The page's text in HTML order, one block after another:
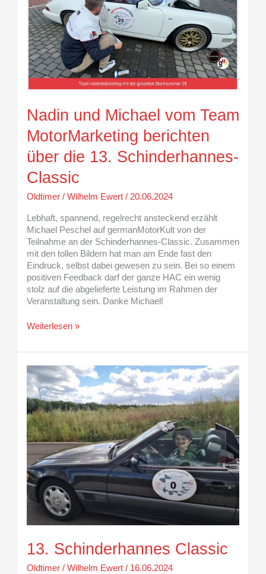
Nadin und Michael vom Team
MotorMarketing berichten
über die 13. Schinderhannes-
Classic
Oldtimer/ Wilhelm Ewert / 20.06.2024
Lebhaft, spannend, regelrecht ansteckend erzählt
Michael Peschel auf germanMotorKult von der
Teilnahme an der Schinderhannes-Classic. Zusammen
mit den tollen Bildern hat man am Ende fast den
Eindruck, selbst dabei gewesen zu sein. Bei so einem
positiven Feedback darf der ganze HAC ein wenig
stolz auf die abgelieferte Leistung im Rahmen der
Veranstaltung sein. Danke Michael!
Team
MotorMarketing
berichten
über
die
13.
Schinderhannes-
Weiterlesen »
13. Schinderhannes Classic
Oldtimer/ Wilhelm Ewert / 16.06.2024
13.
Schinderhannes
Classic